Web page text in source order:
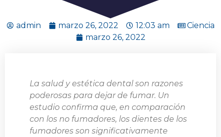
admin marzo 26, 2022 12:03 am
Ciencia
marzo 26, 2022
La salud y estética dental son razones
poderosas para dejar de fumar. Un
estudio confirma que, en comparación
con los no fumadores, los dientes de los
fumadores son significativamente